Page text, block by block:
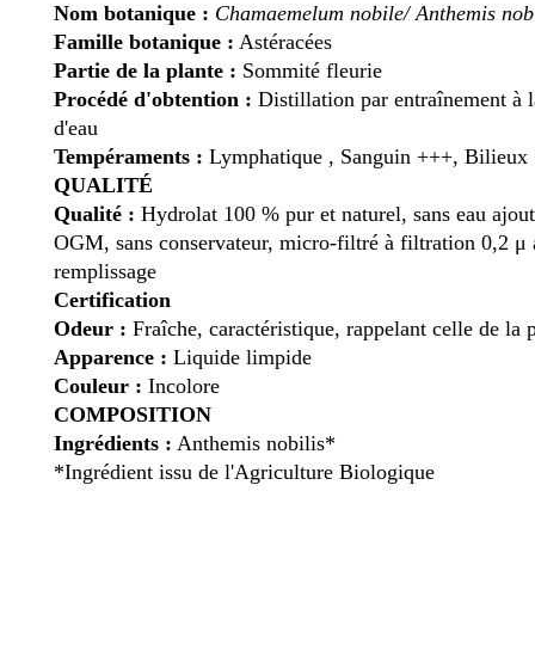
Nom botanique : Chamaemelum nobile/ Anthemis
Famille botanique : Astéracées
Partie de la plante : Sommité fleurie
Procédé d'obtention : Distillation par entraînement à
d'eau
Tempéraments : Lymphatique , Sanguin +++, Bilieux
QUALITÉ
Qualité : Hydrolat 100 % pur et naturel, sans eau
OGM, sans conservateur, micro-filtré à filtration 0,2 μ
remplissage
Certification
Odeur : Fraîche, caractéristique, rappelant celle de la
Apparence : Liquide limpide
Couleur : Incolore
COMPOSITION
Ingrédients : Anthemis nobilis*
*Ingrédient issu de l'Agriculture Biologique